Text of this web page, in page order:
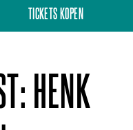
TICKETS KOPEN
HENK